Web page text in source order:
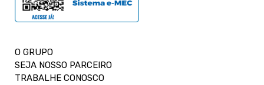
O GRUPO
SEJA NOSSO PARCEIRO
TRABALHE CONOSCO